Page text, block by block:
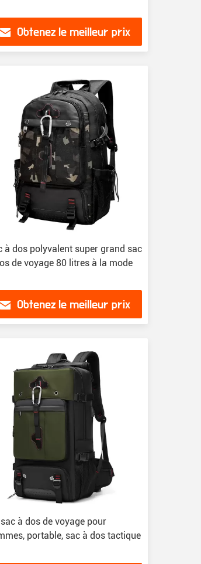
Obtenez le meilleur prix
à dos polyvalent super grand sac
de voyage 80 litres à la mode
Obtenez le meilleur prix
à dos de voyage pour
portable, sac à dos tactique